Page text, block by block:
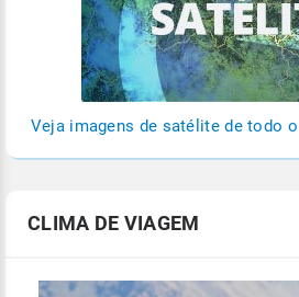
Veja imagens de satélite de todo
CLIMA DE VIAGEM